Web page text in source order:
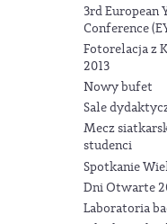
3rd European
Conference
Fotorelacja z
2013
Nowy bufet
Sale
Mecz
studenci
Spotkanie
Dni Otwarte
Laboratoria